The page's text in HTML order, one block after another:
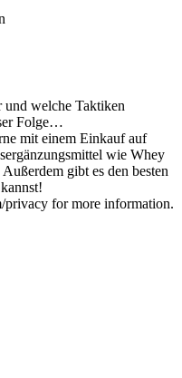
und welche Taktiken
Folge…
mit einem Einkauf auf
wie Whey
gibt es den besten
privacy for more information.